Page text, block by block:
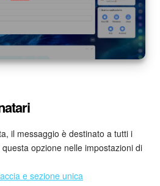
il messaggio è destinato a tutti i
opzione nelle impostazioni di
e sezione unica